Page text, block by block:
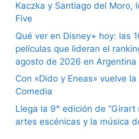
Kaczka y Santiago del Moro,
Five
Qué ver en Disney+ hoy: las
películas que lideran el
agosto de 2026 en Argentina
Con «Dido y Eneas» vuelve
Comedia
Llega la 9° edición de
artes escénicas y la música